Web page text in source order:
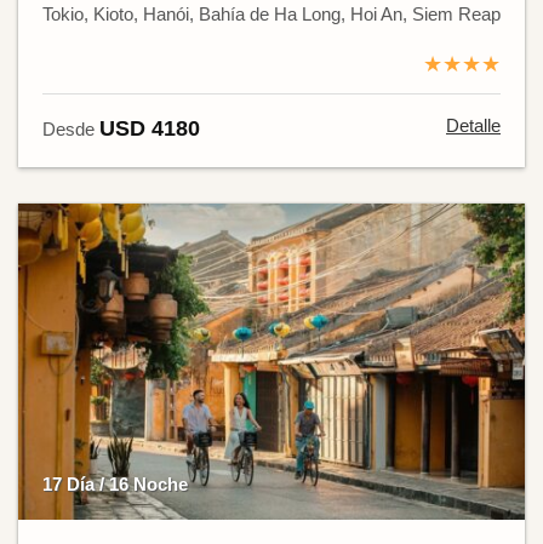
Tokio, Kioto, Hanói, Bahía de Ha Long, Hoi An, Siem Reap
★★★★
Desde USD 4180 Detalle
17 Día / 16 Noche